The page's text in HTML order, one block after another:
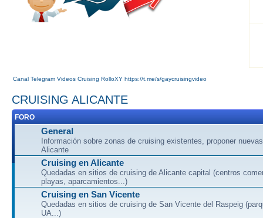
Canal Telegram Videos Cruising RolloXY https://t.me/s/gaycruisingvideo
CRUISING ALICANTE
FORO
General
Información sobre zonas de cruising existentes, proponer
Alicante
Cruising en Alicante
Quedadas en sitios de cruising de Alicante capital (centros
playas, aparcamientos...)
Cruising en San Vicente
Quedadas en sitios de cruising de San Vicente del Raspeig
UA...)